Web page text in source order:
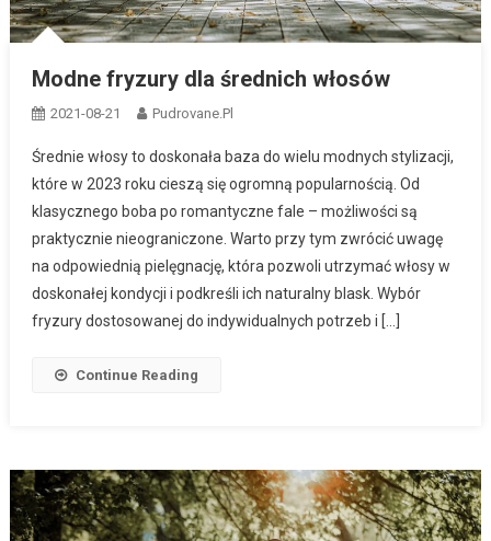
Modne fryzury dla średnich włosów
2021-08-21 Pudrovane.pl
Średnie włosy to doskonała baza do wielu modnych stylizacji,
które w 2023 roku cieszą się ogromną popularnością. Od
klasycznego boba po romantyczne fale – możliwości są
praktycznie nieograniczone. Warto przy tym zwrócić uwagę
na odpowiednią pielęgnację, która pozwoli utrzymać włosy w
doskonałej kondycji i podkreśli ich naturalny blask. Wybór
fryzury dostosowanej do indywidualnych potrzeb i […]
Continue Reading